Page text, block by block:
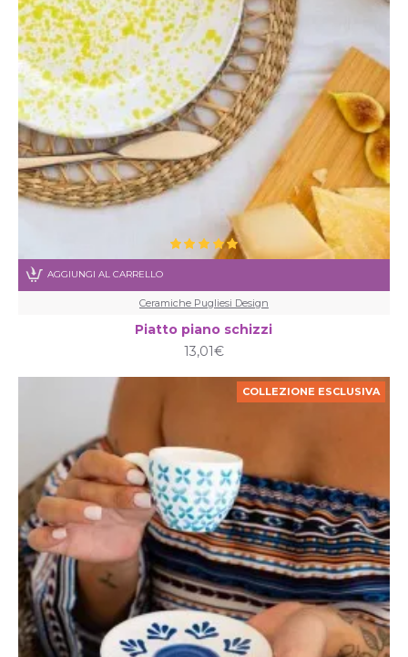
Ceramiche Pugliesi Design
Piatto piano schizzi
13,01€
AGGIUNGI AL CARRELLO
COLLEZIONE ESCLUSIVA